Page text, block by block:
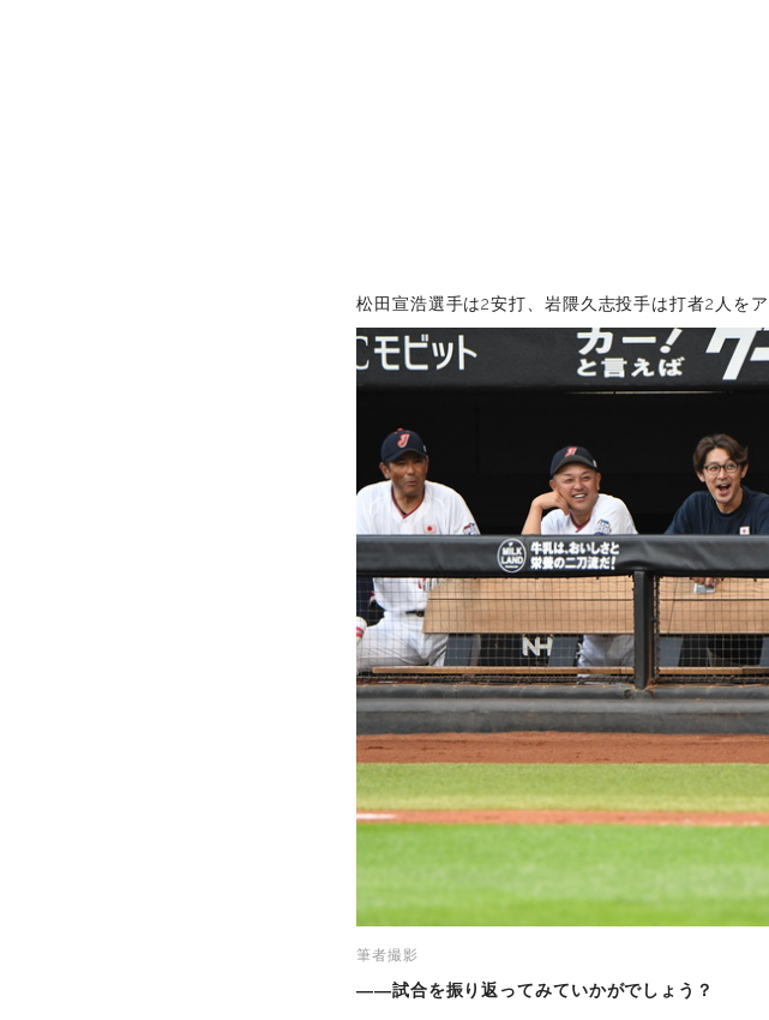
松田宣浩選手は2安打、岩隈久志投手は打者2人を
筆者撮影
――試合を振り返ってみていかがでしょう？